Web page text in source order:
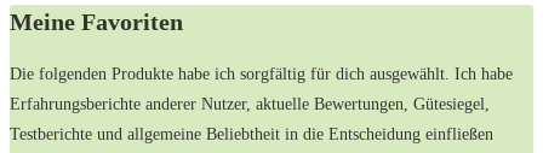
Meine Favoriten
Die folgenden Produkte habe ich sorgfältig für dich ausgewählt. Ich habe
Erfahrungsberichte anderer Nutzer, aktuelle Bewertungen, Gütesiegel,
Testberichte und allgemeine Beliebtheit in die Entscheidung einfließen